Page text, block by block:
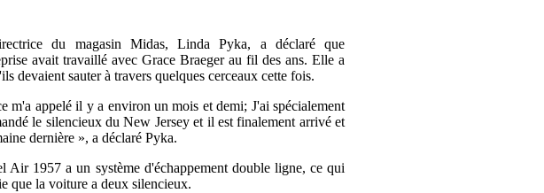
du magasin Midas, Linda Pyka, a déclaré que
avait travaillé avec Grace Braeger au fil des ans. Elle a
devaient sauter à travers quelques cerceaux cette fois.
m'a appelé il y a environ un mois et demi; J'ai spécialement
le silencieux du New Jersey et il est finalement arrivé et
dernière », a déclaré Pyka.
Air 1957 a un système d'échappement double ligne, ce qui
que la voiture a deux silencieux.